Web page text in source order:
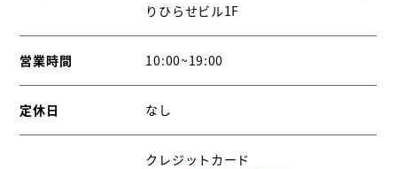
りひらせビル1F
営業時間 10:00~19:00
定休日 なし
クレジットカード